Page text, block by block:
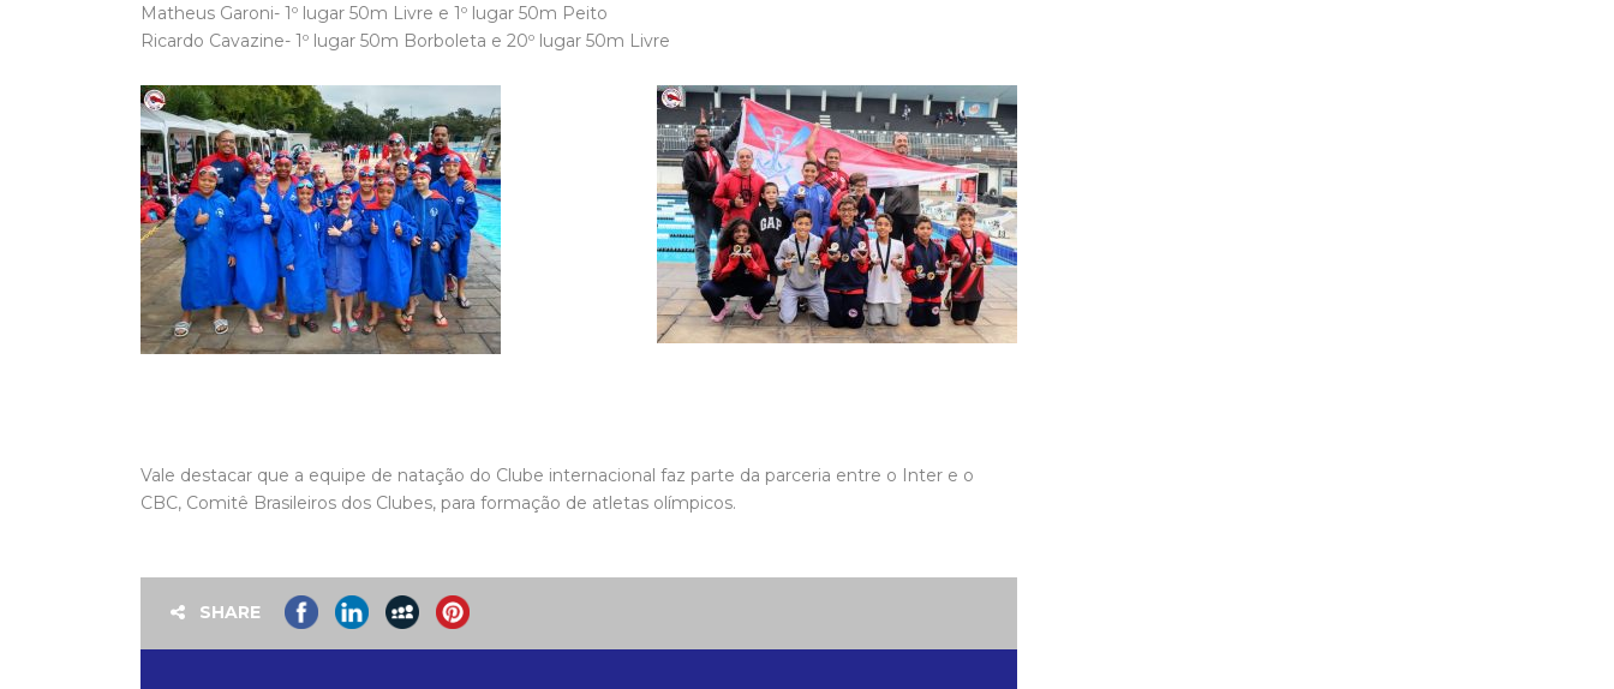
Matheus Garoni- 1º lugar 50m Livre e 1º lugar 50m Peito
Ricardo Cavazine- 1º lugar 50m Borboleta e 20º lugar 50m Livre
Vale destacar que a equipe de natação do Clube internacional faz parte da parceria entre o Inter e o
CBC, Comitê Brasileiros dos Clubes, para formação de atletas olímpicos.
SHARE